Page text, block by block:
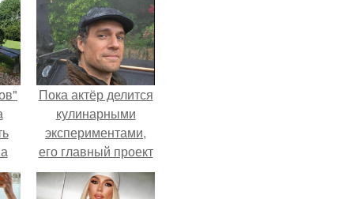
Пока актёр делится
кулинарными
экспериментами,
его главный проект
сделал серьёзный
шаг вперёд.